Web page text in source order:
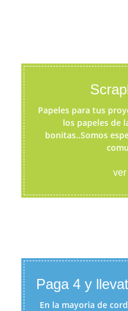
Papeles para tus
los papeles de
bonitas..Somos
ver
Paga 4 y
En la mayoria de